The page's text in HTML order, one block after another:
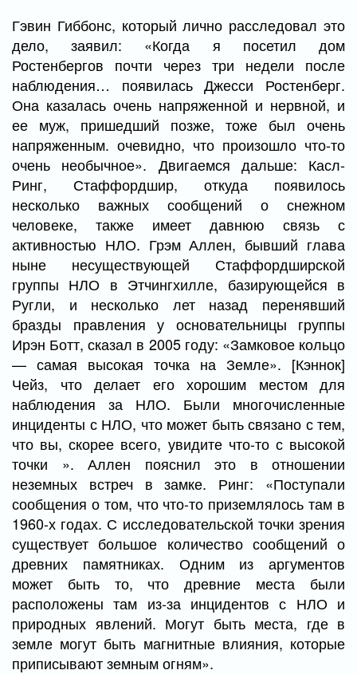
Гэвин Гиббонс, который лично расследовал это
дело, заявил: «Когда я посетил дом
Ростенбергов почти через три недели после
наблюдения… появилась Джесси Ростенберг.
Она казалась очень напряженной и нервной, и
ее муж, пришедший позже, тоже был очень
напряженным. очевидно, что произошло что-то
очень необычное». Двигаемся дальше: Касл-
Ринг, Стаффордшир, откуда появилось
несколько важных сообщений о снежном
человеке, также имеет давнюю связь с
активностью НЛО. Грэм Аллен, бывший глава
ныне несуществующей Стаффордширской
группы НЛО в Этчингхилле, базирующейся в
Ругли, и несколько лет назад перенявший
бразды правления у основательницы группы
Ирэн Ботт, сказал в 2005 году: «Замковое кольцо
— самая высокая точка на Земле». [Кэннок]
Чейз, что делает его хорошим местом для
наблюдения за НЛО. Были многочисленные
инциденты с НЛО, что может быть связано с тем,
что вы, скорее всего, увидите что-то с высокой
точки ». Аллен пояснил это в отношении
неземных встреч в замке. Ринг: «Поступали
сообщения о том, что что-то приземлялось там в
1960-х годах. С исследовательской точки зрения
существует большое количество сообщений о
древних памятниках. Одним из аргументов
может быть то, что древние места были
расположены там из-за инцидентов с НЛО и
природных явлений. Могут быть места, где в
земле могут быть магнитные влияния, которые
приписывают земным огням».